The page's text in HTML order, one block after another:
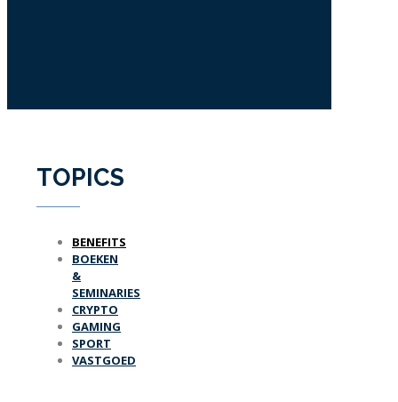
TOPICS
BENEFITS
BOEKEN
&
SEMINARIES
CRYPTO
GAMING
SPORT
VASTGOED